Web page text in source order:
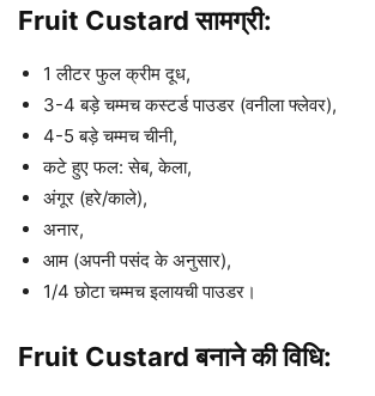
Fruit Custard सामग्री:
1 लीटर फुल क्रीम दूध,
3-4 बड़े चम्मच कस्टर्ड पाउडर (वनीला फ्लेवर),
4-5 बड़े चम्मच चीनी,
कटे हुए फल: सेब, केला,
अंगूर (हरे/काले),
अनार,
आम (अपनी पसंद के अनुसार),
1/4 छोटा चम्मच इलायची पाउडर।
Fruit Custard बनाने की विधि: